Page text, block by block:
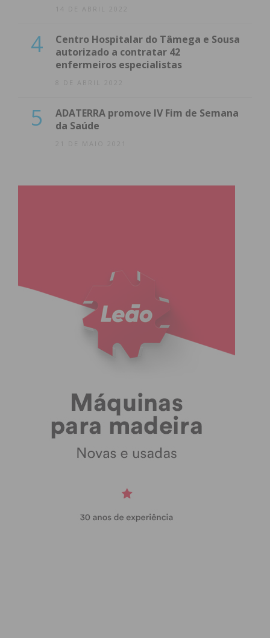
14 DE ABRIL 2022
4
Centro Hospitalar do Tâmega e Sousa
autorizado a contratar 42
enfermeiros especialistas
8 DE ABRIL 2022
5
ADATERRA promove IV Fim de Semana
da Saúde
21 DE MAIO 2021